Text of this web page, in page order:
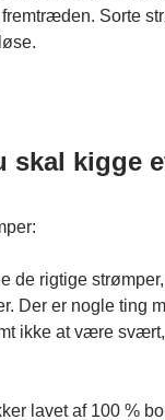
Sorte
skal kigge
de rigtige
Der er nogle ting
ikke at være
lavet af 100 %